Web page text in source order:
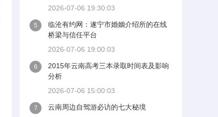
2026-07-06 19:30:03
5
临沧有约网：遂宁市婚姻介绍所的在线
桥梁与信任平台
2026-07-06 19:00:03
6
2015年云南高考三本录取时间表及影响
分析
2026-07-06 15:00:03
7
云南周边自驾游必访的七大秘境